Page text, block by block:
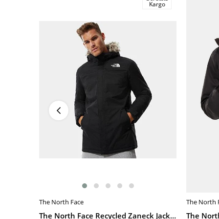
SEPETE EKLE
Kargo
The North Face
The North Face Recycled Zaneck Jacket Erkek Mont
SEPETE
The North